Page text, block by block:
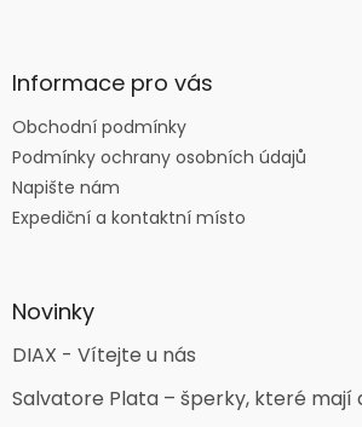
Informace pro vás
Obchodní podmínky
Podmínky ochrany osobních údajů
Napište nám
Expediční a kontaktní místo
Novinky
DIAX - Vítejte u nás
Salvatore Plata – šperky, které mají